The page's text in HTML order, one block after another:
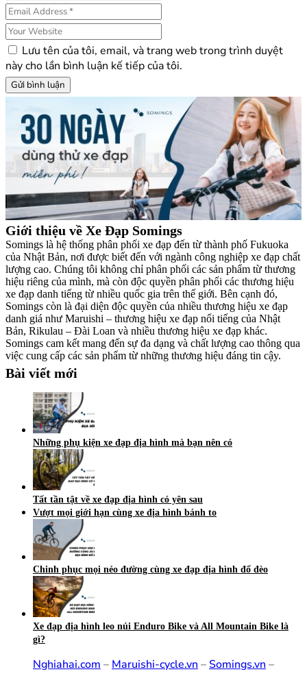
Lưu tên của tôi, email, và trang web trong trình duyệt
này cho lần bình luận kế tiếp của tôi.
Giới thiệu về Xe Đạp Somings
Somings là hệ thống phân phối xe đạp đến từ thành phố Fukuoka
của Nhật Bản, nơi được biết đến với ngành công nghiệp xe đạp chất
lượng cao. Chúng tôi không chỉ phân phối các sản phẩm từ thương
hiệu riêng của mình, mà còn độc quyền phân phối các thương hiệu
xe đạp danh tiếng từ nhiều quốc gia trên thế giới. Bên cạnh đó,
Somings còn là đại diện độc quyền của nhiều thương hiệu xe đạp
danh giá như Maruishi – thương hiệu xe đạp nổi tiếng của Nhật
Bản, Rikulau – Đài Loan và nhiều thương hiệu xe đạp khác.
Somings cam kết mang đến sự đa dạng và chất lượng cao thông qua
việc cung cấp các sản phẩm từ những thương hiệu đáng tin cậy.
Bài viết mới
Những phụ kiện xe đạp địa hình mà bạn nên có
Tất tần tật về xe đạp địa hình có yên sau
Vượt mọi giới hạn cùng xe địa hình bánh to
Chinh phục mọi nẻo đường cùng xe đạp địa hình đổ đèo
Xe đạp địa hình leo núi Enduro Bike và All Mountain Bike là
gì?
Nghiahai.com – Maruishi-cycle.vn – Somings.vn –